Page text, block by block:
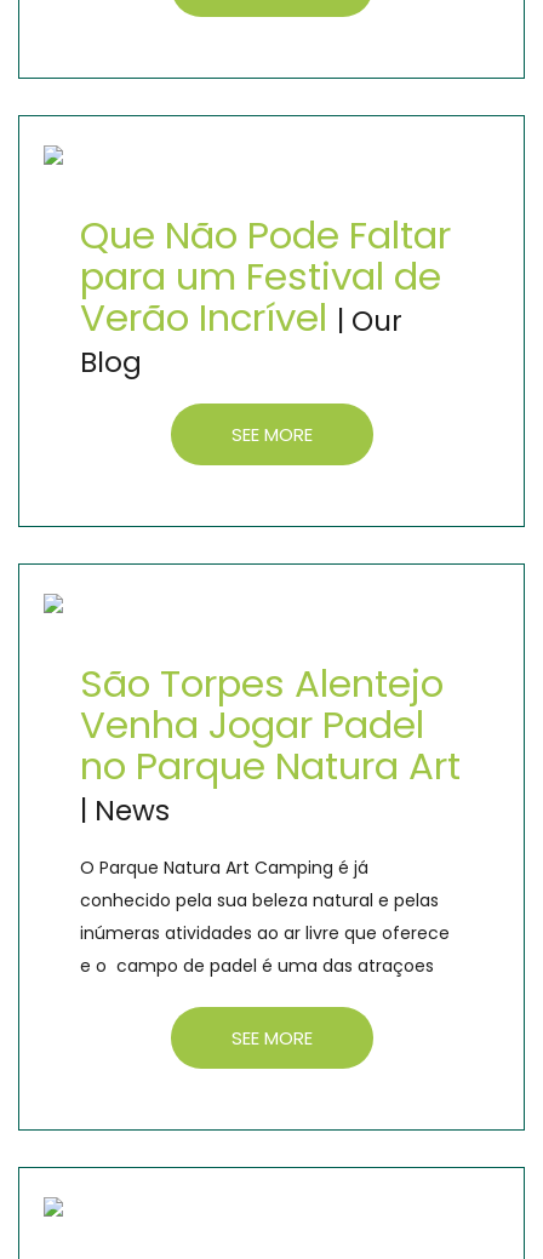
Que Não Pode Faltar
para um Festival de
Verão Incrível | Our
Blog
SEE MORE
São Torpes Alentejo
Venha Jogar Padel
no Parque Natura Art
| News
O Parque Natura Art Camping é já
conhecido pela sua beleza natural e pelas
inúmeras atividades ao ar livre que oferece
e o campo de padel é uma das atraçoes
SEE MORE